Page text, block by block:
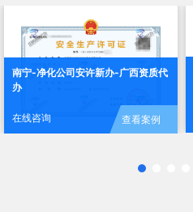
南宁-净化公司安许新办-广西资质代
办
在线咨询 查看案例